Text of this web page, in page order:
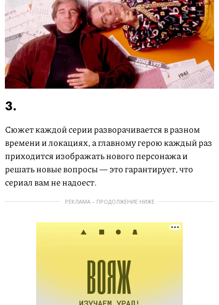
3.
Сюжет каждой серии разворачивается в разном
времени и локациях, а главному герою каждый раз
приходится изображать нового персонажа и
решать новые вопросы — это гарантирует, что
сериал вам не надоест.
РЕКЛАМА – ПРОДОЛЖЕНИЕ НИЖЕ